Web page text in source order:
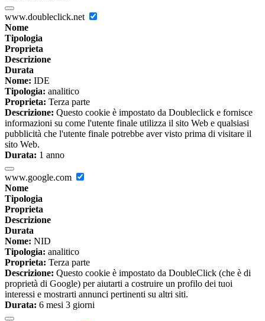
www.doubleclick.net
Nome
Tipologia
Proprieta
Descrizione
Durata
Nome: IDE
Tipologia: analitico
Proprieta: Terza parte
Descrizione: Questo cookie è impostato da Doubleclick e fornisce
informazioni su come l'utente finale utilizza il sito Web e qualsiasi
pubblicità che l'utente finale potrebbe aver visto prima di visitare il
sito Web.
Durata: 1 anno
www.google.com
Nome
Tipologia
Proprieta
Descrizione
Durata
Nome: NID
Tipologia: analitico
Proprieta: Terza parte
Descrizione: Questo cookie è impostato da DoubleClick (che è di
proprietà di Google) per aiutarti a costruire un profilo dei tuoi
interessi e mostrarti annunci pertinenti su altri siti.
Durata: 6 mesi 3 giorni